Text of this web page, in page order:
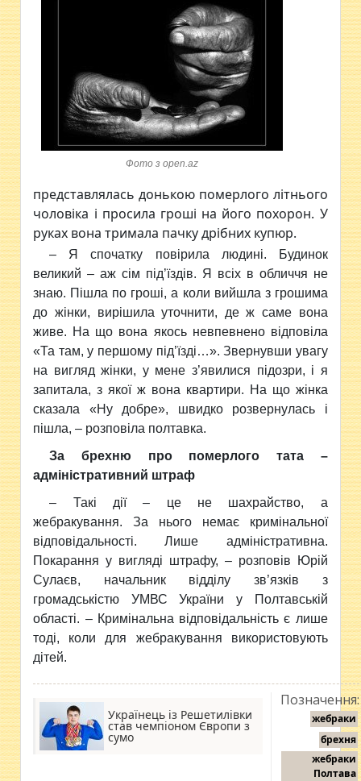
Фото з open.az
представлялась донькою померлого літнього
чоловіка і просила гроші на його похорон. У
руках вона тримала пачку дрібних купюр.
– Я спочатку повірила людині. Будинок
великий – аж сім під’їздів. Я всіх в обличчя не
знаю. Пішла по гроші, а коли вийшла з грошима
до жінки, вирішила уточнити, де ж саме вона
живе. На що вона якось невпевнено відповіла
«Та там, у першому під’їзді…». Звернувши увагу
на вигляд жінки, у мене з’явилися підозри, і я
запитала, з якої ж вона квартири. На що жінка
сказала «Ну добре», швидко розвернулась і
пішла, – розповіла полтавка.
За брехню про померлого тата –
адміністративний штраф
– Такі дії – це не шахрайство, а
жебракування. За нього немає кримінальної
відповідальності. Лише адміністративна.
Покарання у вигляді штрафу, – розповів Юрій
Сулаєв, начальник відділу зв’язків з
громадськістю УМВС України у Полтавській
області. – Кримінальна відповідальність є лише
тоді, коли для жебракування використовують
дітей.
Українець із Решетилівки
став чемпіоном Європи з
сумо
Позначення:
жебраки
брехня
жебраки
Полтава